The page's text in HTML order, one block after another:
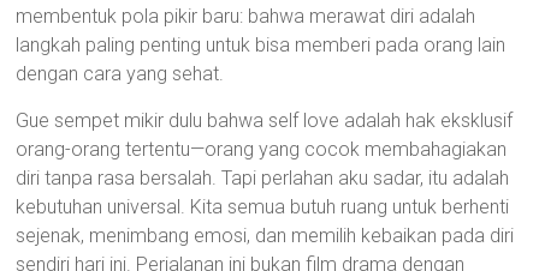
membentuk pola pikir baru: bahwa merawat diri adalah
langkah paling penting untuk bisa memberi pada orang lain
dengan cara yang sehat.
Gue sempet mikir dulu bahwa self love adalah hak eksklusif
orang-orang tertentu—orang yang cocok membahagiakan
diri tanpa rasa bersalah. Tapi perlahan aku sadar, itu adalah
kebutuhan universal. Kita semua butuh ruang untuk berhenti
sejenak, menimbang emosi, dan memilih kebaikan pada diri
sendiri hari ini. Perjalanan ini bukan film drama dengan